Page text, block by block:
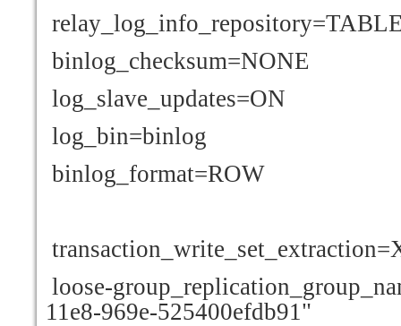
binlog_checksum=NONE
log_slave_updates=ON
log_bin=binlog
binlog_format=ROW
loose-
11e8-969e-525400efdb91"